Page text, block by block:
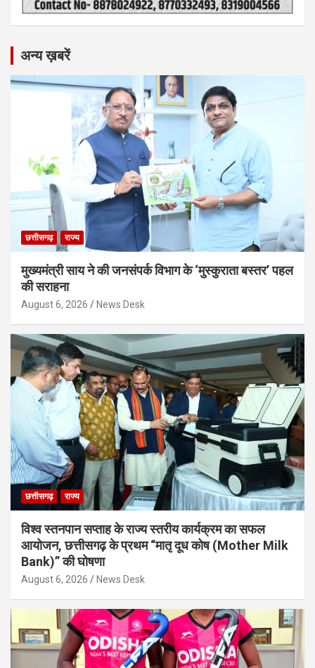
अन्य ख़बरें
छत्तीसगढ़ राज्य
मुख्यमंत्री साय ने की जनसंपर्क विभाग के ‘मुस्कुराता बस्तर’ पहल
की सराहना
August 6, 2026 News Desk
छत्तीसगढ़ राज्य
विश्व स्तनपान सप्ताह के राज्य स्तरीय कार्यक्रम का सफल
आयोजन, छत्तीसगढ़ के प्रथम “मातृ दूध कोष (Mother Milk
Bank)” की घोषणा
August 6, 2026 News Desk